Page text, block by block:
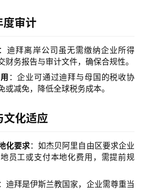
注册
度审计
：迪拜离岸公司虽无需缴纳企业所得
财务报告与审计文件，确保合规性。
：企业可通过迪拜与母国的税收协
或减免，降低全球税务成本。
文化适应
化要求：如杰贝阿里自由区要求企业
员工或支付本地化费用，需提前规
迪拜是伊斯兰教国家，企业需尊重当